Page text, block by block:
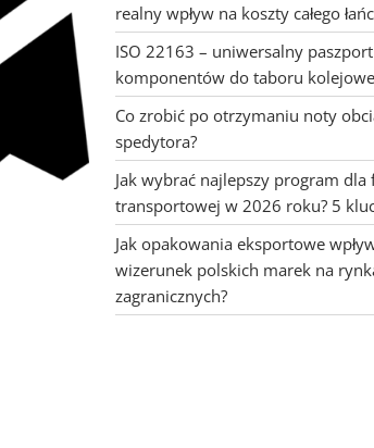
realny wpływ na koszty całego
ISO 22163 – uniwersalny
komponentów do taboru
Co zrobić po otrzymaniu noty
spedytora?
Jak wybrać najlepszy program
transportowej w 2026 roku? 5
Jak opakowania eksportowe
wizerunek polskich marek na
zagranicznych?